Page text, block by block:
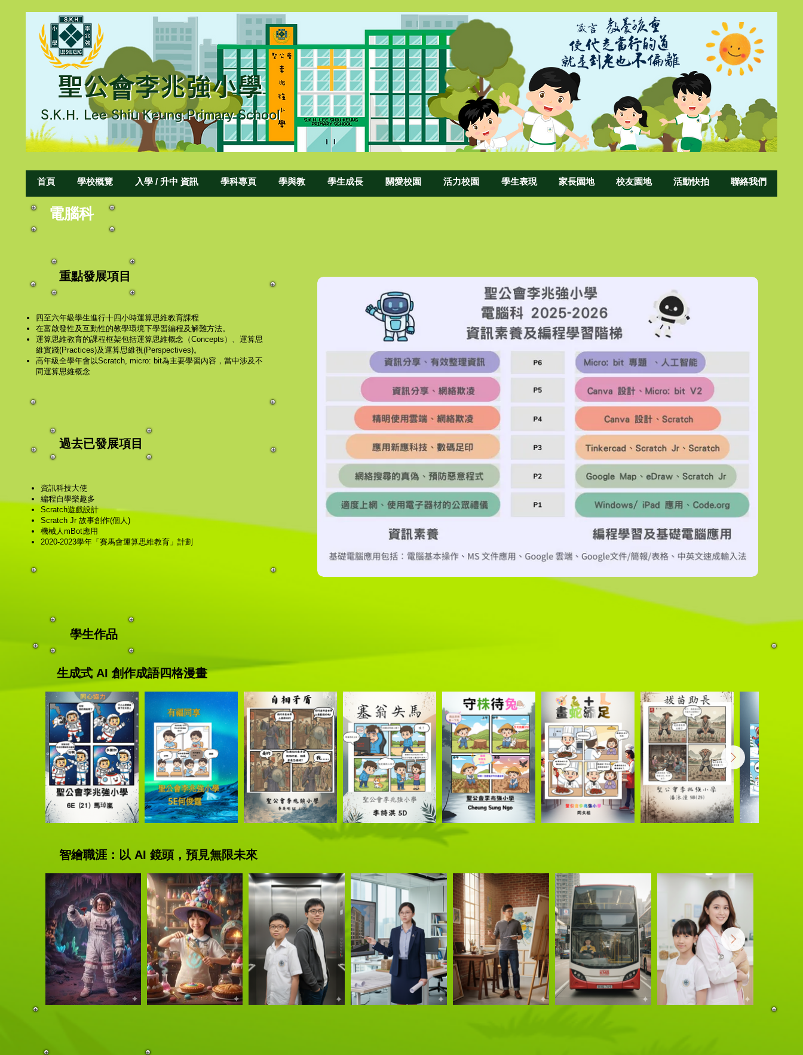
聖公會李兆強小學
S.K.H. Lee Shiu Keung Primary School
聖公會李兆強小學
S.K.H. Lee Shiu Keung Primary School
首頁 學校概覽 入學 / 升中 資訊 學科專頁 學與教 學生成長 關愛校園 活力校園 學生表現 家長園地 校友園地 活動快拍 聯絡我們
電腦科
四至六年級學生進行十四小時運算思維教育課程
在富啟發性及互動性的教學環境下學習編程及解難方法。
運算思維教育的課程框架包括運算思維概念（Concepts）、運算思
維實踐(Practices)及運算思維視(Perspectives)。
高年級全學年會以Scratch, micro: bit為主要學習內容，當中涉及不
同運算思維概念
重點發展項目
資訊科技大使
編程自學樂趣多
Scratch遊戲設計
Scratch Jr 故事創作(個人)
機械人mBot應用
2020-2023學年「賽馬會運算思維教育」計劃
過去已發展項目
生成式 AI 創作成語四格漫畫
智繪職涯：以 AI 鏡頭，預見無限未來
學生作品